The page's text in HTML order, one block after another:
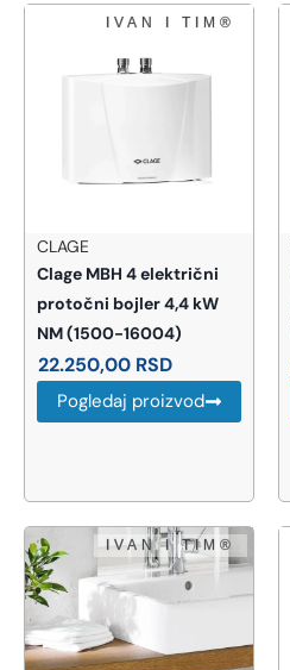
CLAGE
Clage MBH 4 električni
protočni bojler 4,4 kW
NM (1500-16004)
22.250,00 RSD
Pogledaj proizvod